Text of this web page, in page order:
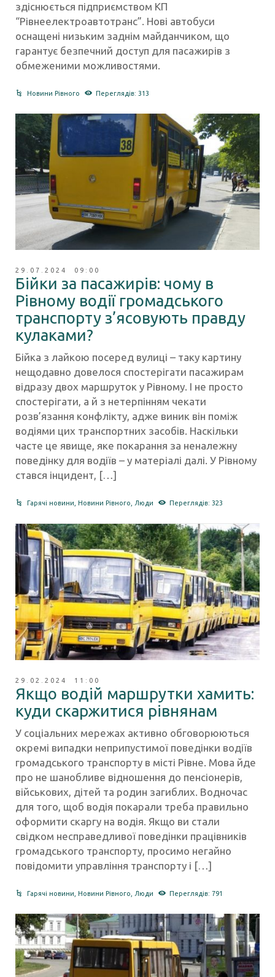
здіснюється підприємством КП
“Рівнеелектроавтотранс”. Нові автобуси
оснащені низьким заднім майданчиком, що
гарантує безпечний доступ для пасажирів з
обмеженими можливостями.
Новини Рівного Переглядів: 313
29.07.2024 09:00
Бійки за пасажирів: чому в
Рівному водії громадського
транспорту з’ясовують правду
кулаками?
Бійка з лайкою посеред вулиці – таку картину
нещодавно довелося спостерігати пасажирам
відразу двох маршруток у Рівному. І не просто
спостерігати, а й з нетерпінням чекати
розв’язання конфлікту, адже виник він поміж
водіями цих транспортних засобів. Наскільки
часте це явище, яке покарання за неналежну
поведінку для водіїв – у матеріалі далі. У Рівному
стався інцидент, […]
Гарячі новини ,Новини Рівного Люди Переглядів: 323
29.02.2024 11:00
Якщо водій маршрутки хамить:
куди скаржитися рівнянам
У соціальних мережах активно обговорюються
окремі випадки неприпустимої поведінки водіїв
громадського транспорту в місті Рівне. Мова йде
про не шанобливе відношення до пенсіонерів,
військових, дітей та родин загиблих. Водночас
для того, щоб водія покарали треба правильно
оформити скаргу на водія. Якщо ви стали
свідком несправедливої поведінки працівників
громадського транспорту, просимо негайно
повідомити управління транспорту і […]
Гарячі новини ,Новини Рівного Люди Переглядів: 791